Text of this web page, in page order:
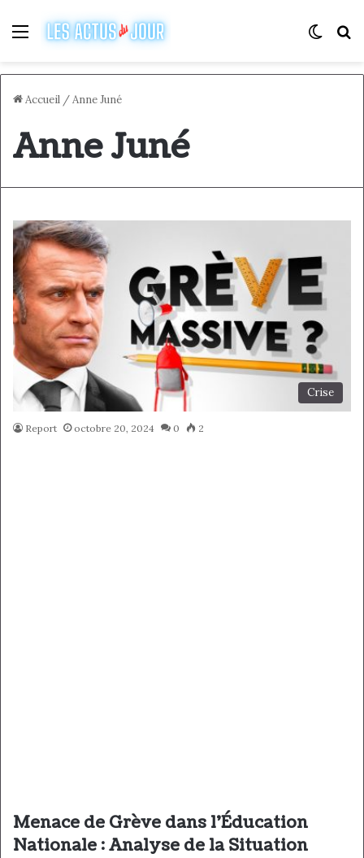
Menu
Accueil /Anne Juné
Anne Juné
Crise
Report octobre 20, 2024 0 2
Menace de Grève dans l’Éducation
Nationale : Analyse de la Situation